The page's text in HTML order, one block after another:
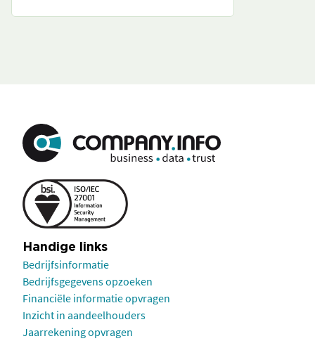
Handige links
Bedrijfsinformatie
Bedrijfsgegevens opzoeken
Financiële informatie opvragen
Inzicht in aandeelhouders
Jaarrekening opvragen